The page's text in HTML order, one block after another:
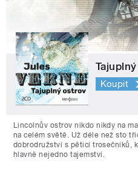
Koupit
Lincolnův ostrov nikdo nikdy na
na celém světě. Už déle než sto
dobrodružství s pěticí trosečníků,
hlavně nejedno tajemství.